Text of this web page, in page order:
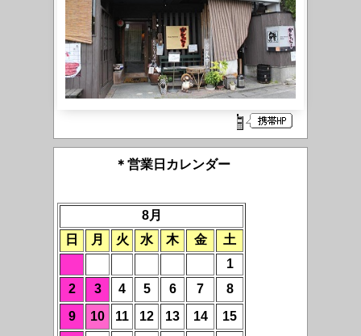
＊営業日カレンダー
8月
日
月 火 水 木 金
土
1
2
3 4 5 6 7
8
9
10 11 12 13 14
15